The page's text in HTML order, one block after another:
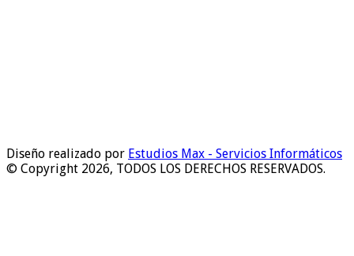
Diseño realizado por Estudios Max - Servicios Informáticos
© Copyright 2026, TODOS LOS DERECHOS RESERVADOS.